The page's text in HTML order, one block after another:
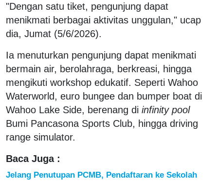
"Dengan satu tiket, pengunjung dapat
menikmati berbagai aktivitas unggulan," ucap
dia, Jumat (5/6/2026).
Ia menuturkan pengunjung dapat menikmati
bermain air, berolahraga, berkreasi, hingga
mengikuti workshop edukatif. Seperti Wahoo
Waterworld, euro bungee dan bumper boat di
Wahoo Lake Side, berenang di infinity pool
Bumi Pancasona Sports Club, hingga driving
range simulator.
Baca Juga :
Jelang Penutupan PCMB, Pendaftaran ke Sekolah